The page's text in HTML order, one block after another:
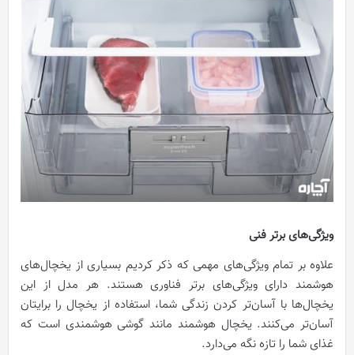
ویژگی‌های برتر فنی
علاوه بر تمام ویژگی‌های مهمی که ذکر کردیم بسیاری از یخچال‌های
هوشمند دارای ویژگی‌های برتر فناوری هستند. هر مدل از این
یخچال‌ها با آسان‌تر کردن زندگی شما، استفاده از یخچال را برایتان
آسان‌تر می‌کنند. یخچال هوشمند مانند گوشی هوشمندی است که
غذای شما را تازه نگه می‌دارد.